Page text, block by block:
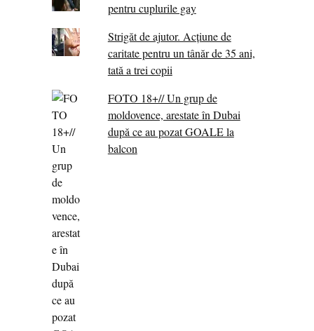
pentru cuplurile gay
Strigăt de ajutor. Acțiune de
caritate pentru un tânăr de 35 ani,
tată a trei copii
FOTO 18+// Un grup de
moldovence, arestate în Dubai
după ce au pozat GOALE la
balcon